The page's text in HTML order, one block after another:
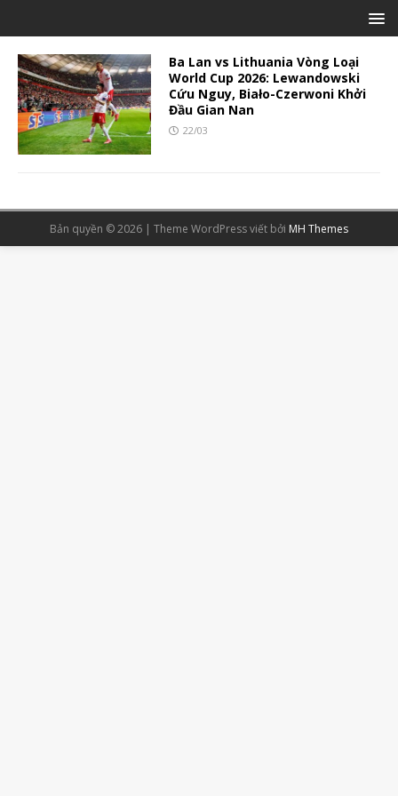
Ba Lan vs Lithuania Vòng Loại
World Cup 2026: Lewandowski
Cứu Nguy, Biało-Czerwoni Khởi
Đầu Gian Nan
22/03
Bản quyền © 2026 | Theme WordPress viết bởi MH Themes